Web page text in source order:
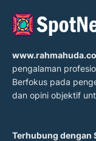
pengalaman
Berfokus pada
dan opini objektif
Terhubung dengan